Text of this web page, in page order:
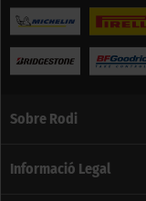
Sobre Rodi
Informació Legal